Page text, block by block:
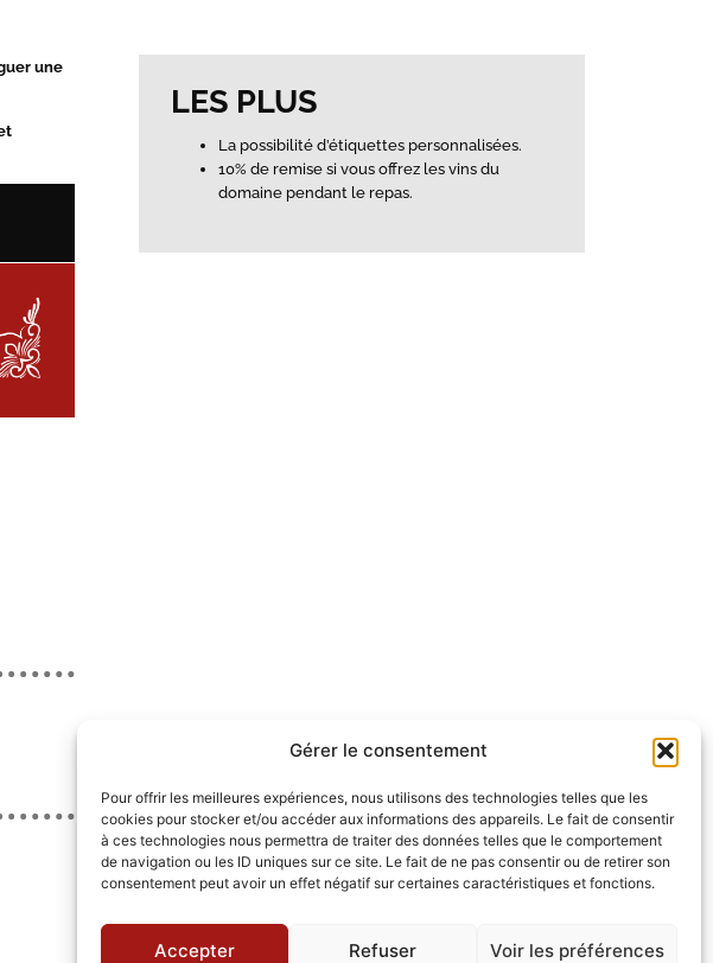
Gérer le consentement
Pour offrir les meilleures expériences, nous utilisons des technologies telles que les
cookies pour stocker et/ou accéder aux informations des appareils. Le fait de consentir
à ces technologies nous permettra de traiter des données telles que le comportement
de navigation ou les ID uniques sur ce site. Le fait de ne pas consentir ou de retirer son
consentement peut avoir un effet négatif sur certaines caractéristiques et fonctions.
Accepter Refuser Voir les préférences
une
LES PLUS
La possibilité d’étiquettes personnalisées.
10% de remise si vous offrez les vins du
domaine pendant le repas.